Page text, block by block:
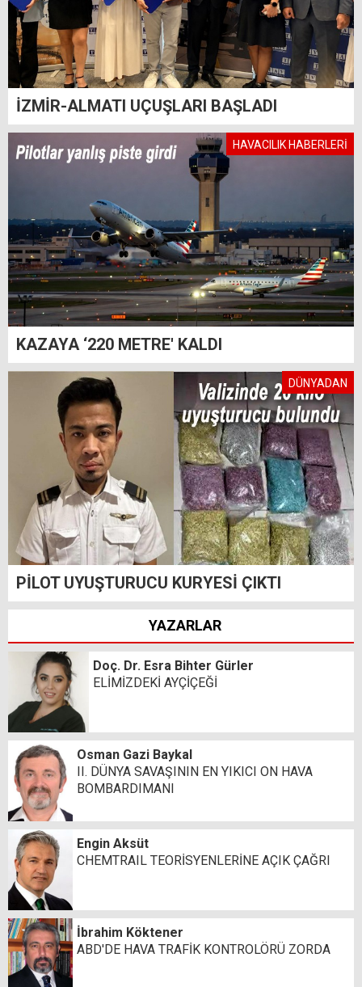
İZMİR-ALMATI UÇUŞLARI BAŞLADI
HAVACILIK HABERLERİ
KAZAYA ‘220 METRE' KALDI
DÜNYADAN
PİLOT UYUŞTURUCU KURYESİ ÇIKTI
YAZARLAR
Doç. Dr. Esra Bihter Gürler
ELİMİZDEKİ AYÇİÇEĞİ
Osman Gazi Baykal
II. DÜNYA SAVAŞININ EN YIKICI ON HAVA
BOMBARDIMANI
Engin Aksüt
CHEMTRAIL TEORİSYENLERİNE AÇIK ÇAĞRI
İbrahim Köktener
ABD'DE HAVA TRAFİK KONTROLÖRÜ ZORDA